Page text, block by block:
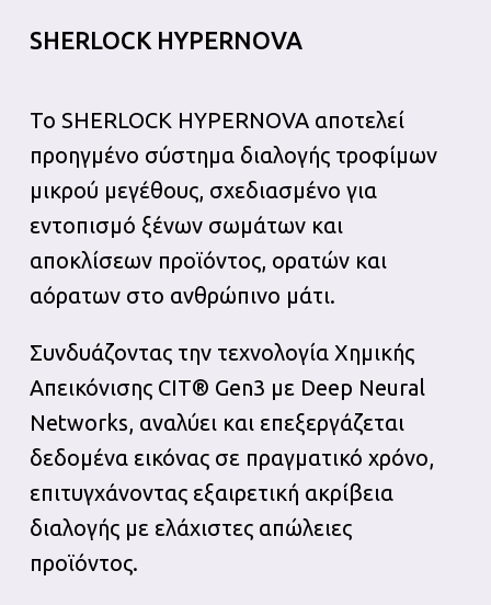
SHERLOCK HYPERNOVA
Το SHERLOCK HYPERNOVA αποτελεί
προηγμένο σύστημα διαλογής τροφίμων
μικρού μεγέθους, σχεδιασμένο για
εντοπισμό ξένων σωμάτων και
αποκλίσεων προϊόντος, ορατών και
αόρατων στο ανθρώπινο μάτι.
Συνδυάζοντας την τεχνολογία Χημικής
Απεικόνισης CIT® Gen3 με Deep Neural
Networks, αναλύει και επεξεργάζεται
δεδομένα εικόνας σε πραγματικό χρόνο,
επιτυγχάνοντας εξαιρετική ακρίβεια
διαλογής με ελάχιστες απώλειες
προϊόντος.